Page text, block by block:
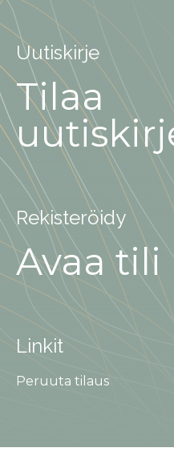
Uutiskirje
Tilaa
Rekisteröidy
Avaa tili
Linkit
Peruuta tilaus